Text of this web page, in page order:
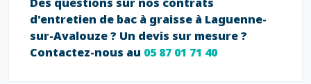
d'entretien de bac à graisse à Laguenne-
sur-Avalouze ? Un devis sur mesure ?
Contactez-nous au 05 87 01 71 40